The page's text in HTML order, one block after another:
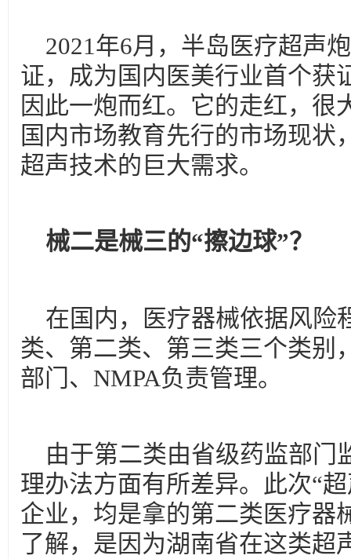
2021年6月，半岛医疗超声
证，成为国内医美行业首个获
因此一炮而红。它的走红，很
国内市场教育先行的市场现状
超声技术的巨大需求。
械二是械三的“擦边球”？
在国内，医疗器械依据风险
类、第二类、第三类三个类别
部门、NMPA负责管理。
由于第二类由省级药监部门
理办法方面有所差异。此次“
企业，均是拿的第二类医疗器
了解，是因为湖南省在这类超